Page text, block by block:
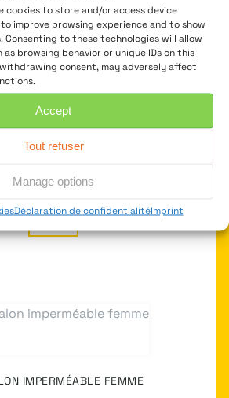
cookies to store and/or access device
improve browsing experience and to show
Consenting to these technologies will allow
browsing behavior or unique IDs on this
consent, may adversely affect
Accept
Tout refuser
Manage options
Déclaration de confidentialitéImprint
IMPERMÉABLE HOMME
€170,00
prix
était :
€ 170,00.
prix
est :
€ 68,00.
+
IMPERMÉABLE FEMME